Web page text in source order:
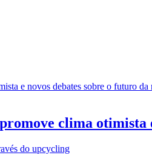
clima otimista